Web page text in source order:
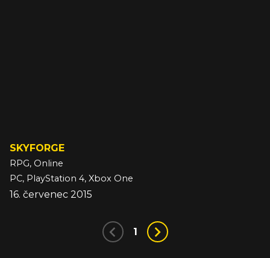
SKYFORGE
RPG, Online
PC, PlayStation 4, Xbox One
16. červenec 2015
1